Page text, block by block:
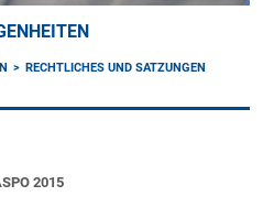
RECHTLICHES UND SATZUNGEN
2015